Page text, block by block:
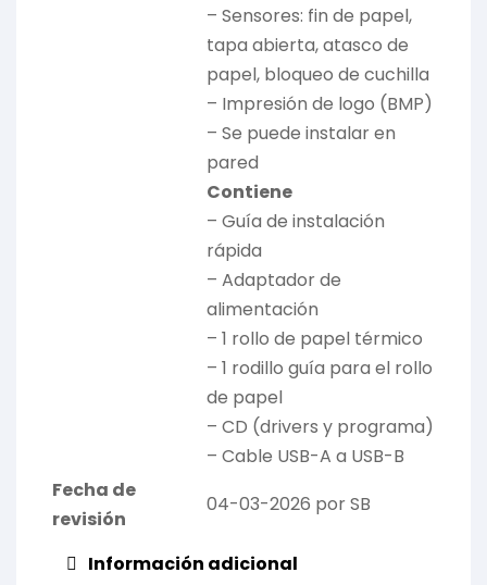
– Sensores: fin de papel,
tapa abierta, atasco de
papel, bloqueo de cuchilla
– Impresión de logo (BMP)
– Se puede instalar en
pared
Contiene
– Guía de instalación
rápida
– Adaptador de
alimentación
– 1 rollo de papel térmico
– 1 rodillo guía para el rollo
de papel
– CD (drivers y programa)
– Cable USB-A a USB-B
Fecha de
revisión
04-03-2026 por SB
Información adicional